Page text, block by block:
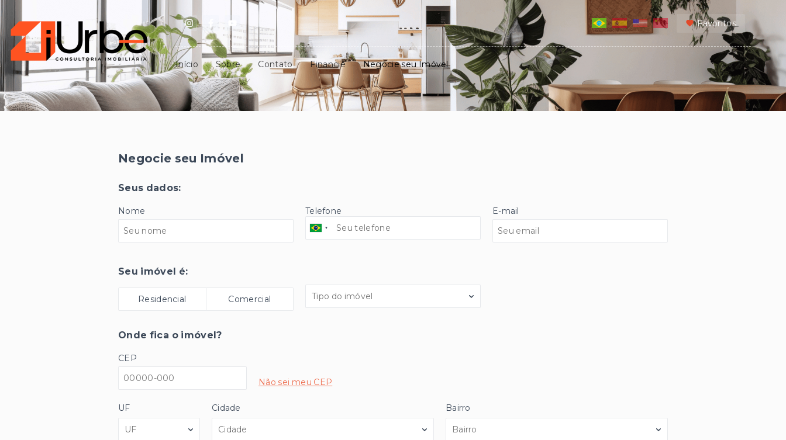
Favoritos
Início Sobre Contato Financie Negocie seu Imóvel
Negocie seu Imóvel
Seus dados:
Nome Telefone E-mail
Seu imóvel é:
Residencial Comercial Tipo do imóvel
Onde fica o imóvel?
CEP
Não sei meu CEP
UF
UF
Cidade
Cidade
Bairro
Bairro